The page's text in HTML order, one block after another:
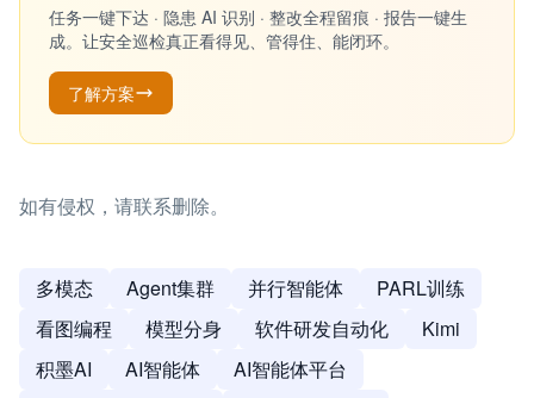
任务一键下达 · 隐患 AI 识别 · 整改全程留痕 · 报告一键生
成。让安全巡检真正看得见、管得住、能闭环。
了解方案
如有侵权，请联系删除。
多模态 Agent集群 并行智能体
PARL训练
看图编程
模型分身 软件研发自动化
Kimi
积墨AI
AI智能体
AI智能体平台